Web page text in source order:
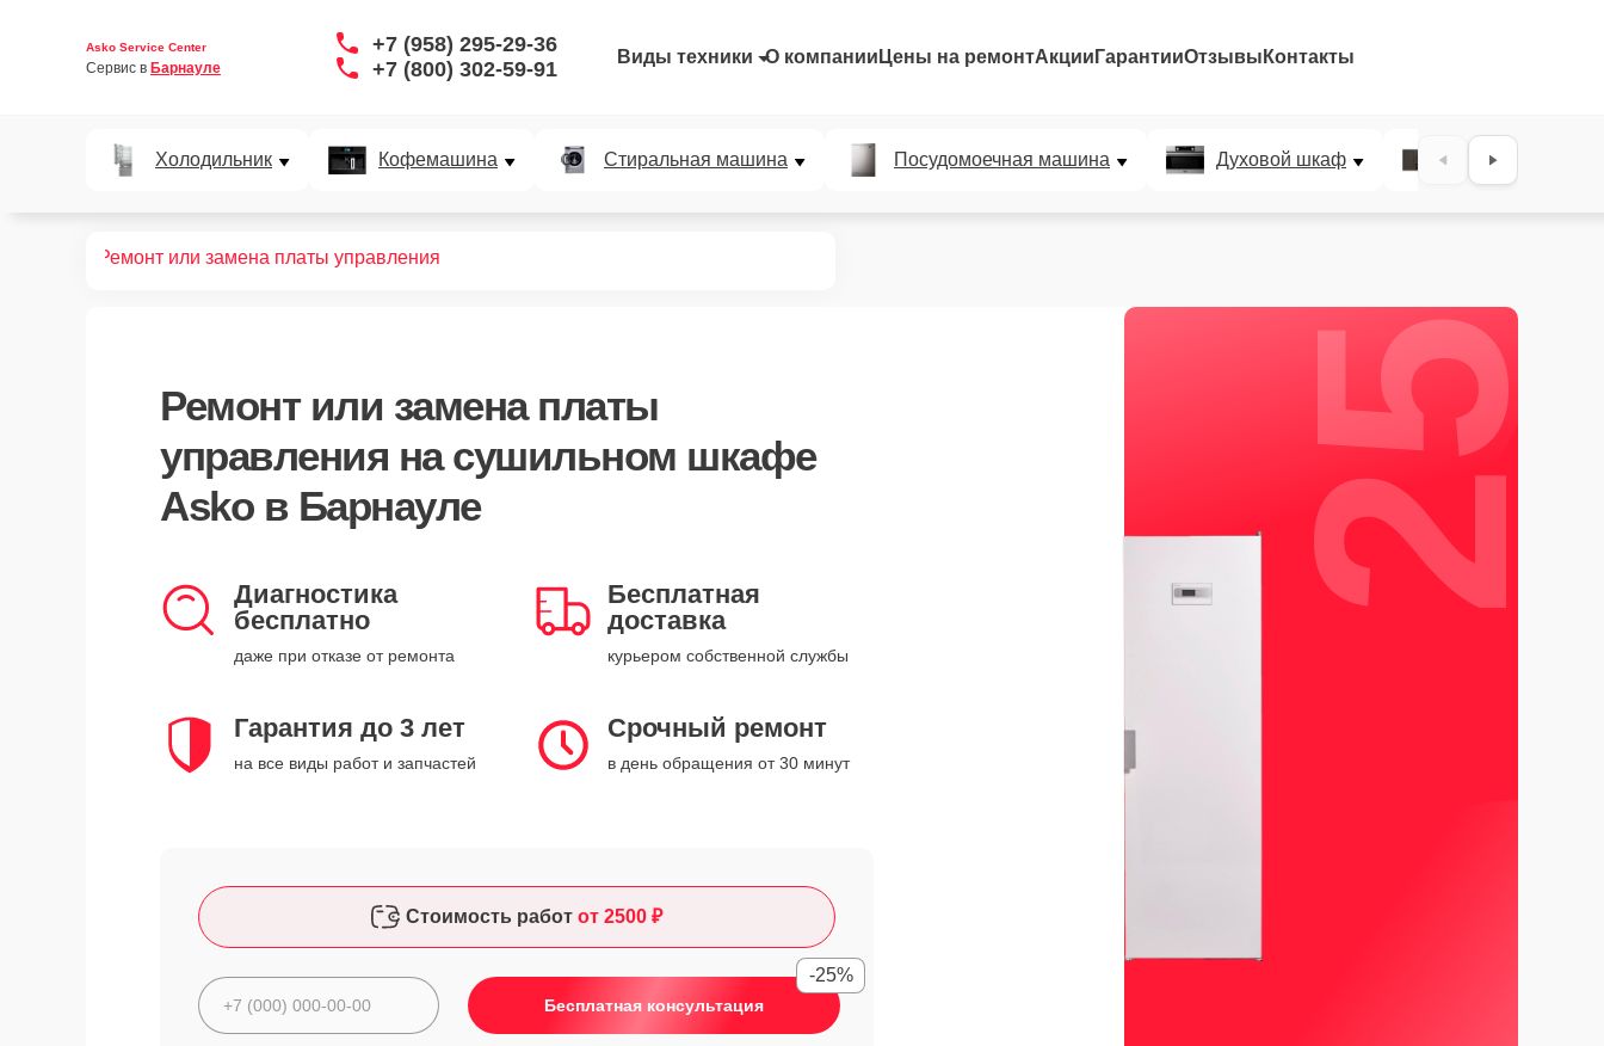
Asko Service Center
Сервис в Барнауле
+7 (958) 295-29-36
+7 (800) 302-59-91
Виды техники О компании Цены на ремонтАкции ГарантииОтзывы Контакты
Холодильник Кофемашина Стиральная машина Посудомоечная машина Духовой шкаф Варочная
Ремонт или замена платы управления
Ремонт или замена платы
управления на сушильном шкафе
Asko в Барнауле
Диагностика
бесплатно
даже при отказе от ремонта
Бесплатная
доставка
курьером собственной службы
Гарантия до 3 лет
на все виды работ и запчастей
Срочный ремонт
в день обращения от 30 минут
Стоимость работ от 2500 ₽
Бесплатная консультация
-25%
25%